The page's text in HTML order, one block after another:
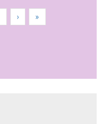
› »